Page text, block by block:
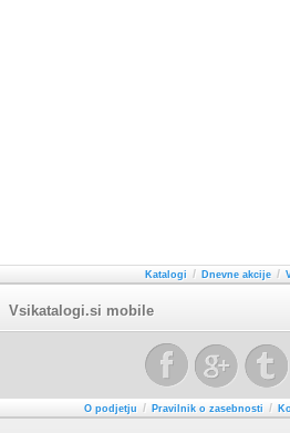
Katalogi / Dnevne akcije /
Vsikatalogi.si mobile
O podjetju / Pravilnik o zasebnosti /